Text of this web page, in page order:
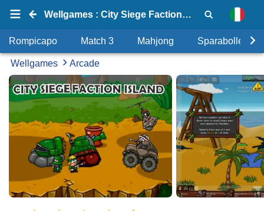
Wellgames : City Siege Factions Island
Rompicapo Match 3 Mahjong Sparabolle
Wellgames Arcade